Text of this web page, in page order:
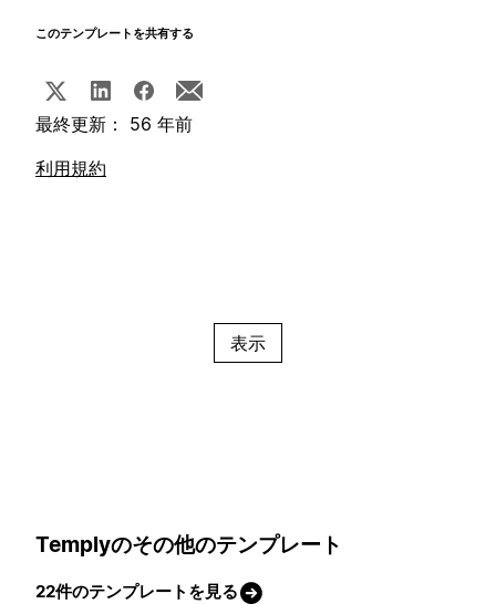
このテンプレートを共有する
最終更新： 56 年前
利用規約
表示
Templyのその他のテンプレート
22件のテンプレートを見る